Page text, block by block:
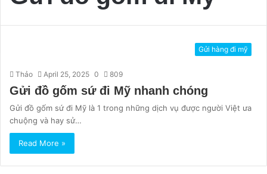
Gửi hàng đi mỹ
Thảo April 25, 2025 0 809
Gửi đồ gốm sứ đi Mỹ nhanh chóng
Gửi đồ gốm sứ đi Mỹ là 1 trong những dịch vụ được người Việt ưa
chuộng và hay sử…
Read More »